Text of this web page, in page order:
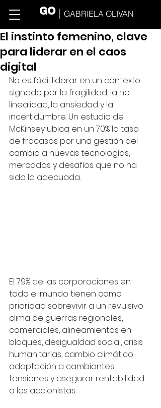
GO GABRIELA OLIVAN
El instinto femenino, clave
para liderar en el caos
digital
No es fácil liderar en un contexto
signado por la fragilidad, la no
linealidad, la ansiedad y la
incertidumbre. Un estudio de
McKinsey ubica en un 70% la tasa
de fracasos por una gestión del
cambio a nuevas tecnologías,
mercados y desafíos que no ha
sido la adecuada.
El 79% de las corporaciones en
todo el mundo tienen como
prioridad sobrevivir a un revulsivo
clima de guerras regionales,
comerciales, alineamientos en
bloques, desigualdad social, crisis
humanitarias, cambio climático,
adaptación a cambiantes
tensiones y asegurar rentabilidad
a los accionistas.